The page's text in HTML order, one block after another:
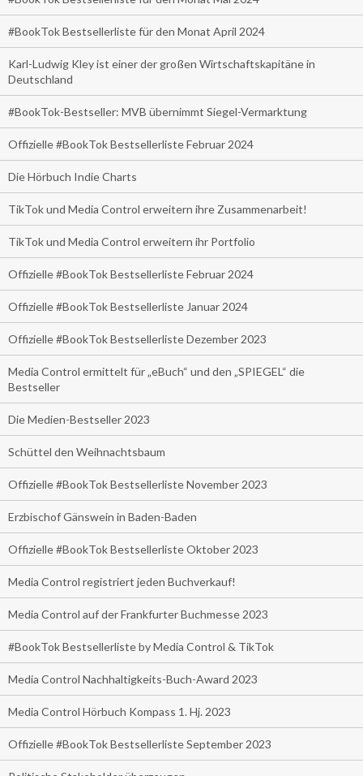
#BookTok Bestsellerliste für den Monat April 2024
Karl-Ludwig Kley ist einer der großen Wirtschaftskapitäne in
Deutschland
#BookTok-Bestseller: MVB übernimmt Siegel-Vermarktung
Offizielle #BookTok Bestsellerliste Februar 2024
Die Hörbuch Indie Charts
TikTok und Media Control erweitern ihre Zusammenarbeit!
TikTok und Media Control erweitern ihr Portfolio
Offizielle #BookTok Bestsellerliste Februar 2024
Offizielle #BookTok Bestsellerliste Januar 2024
Offizielle #BookTok Bestsellerliste Dezember 2023
Media Control ermittelt für „eBuch“ und den „SPIEGEL“ die
Bestseller
Die Medien-Bestseller 2023
Schüttel den Weihnachtsbaum
Offizielle #BookTok Bestsellerliste November 2023
Erzbischof Gänswein in Baden-Baden
Offizielle #BookTok Bestsellerliste Oktober 2023
Media Control registriert jeden Buchverkauf!
Media Control auf der Frankfurter Buchmesse 2023
#BookTok Bestsellerliste by Media Control & TikTok
Media Control Nachhaltigkeits-Buch-Award 2023
Media Control Hörbuch Kompass 1. Hj. 2023
Offizielle #BookTok Bestsellerliste September 2023